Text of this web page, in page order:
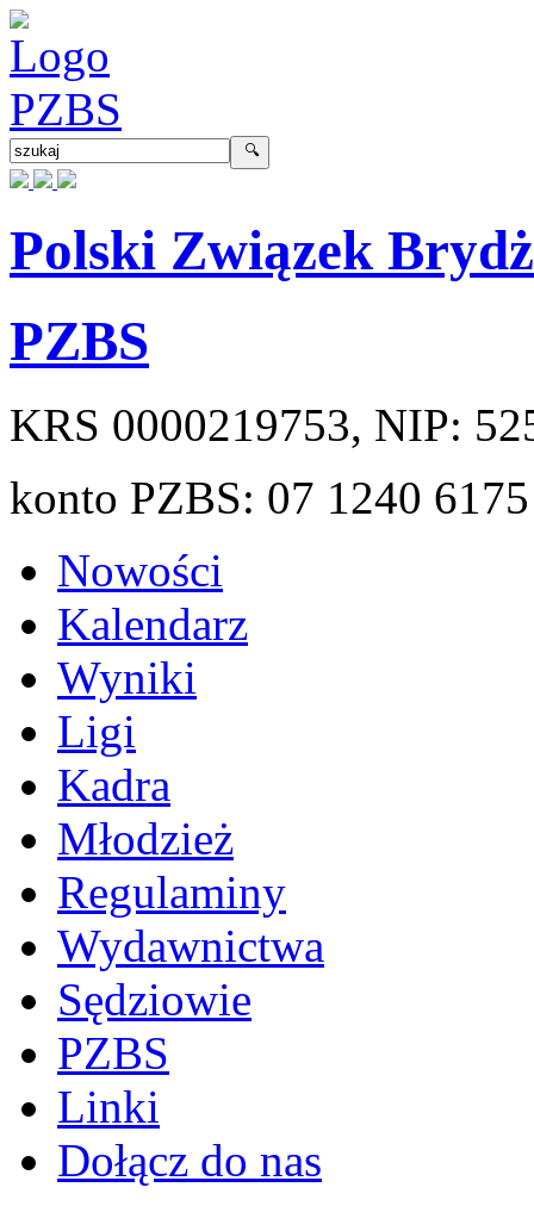
Polski Związek
PZBS
KRS 0000219753, NIP:
konto PZBS: 07 1240
Nowości
Kalendarz
Wyniki
Ligi
Kadra
Młodzież
Regulaminy
Wydawnictwa
Sędziowie
PZBS
Linki
Dołącz do nas